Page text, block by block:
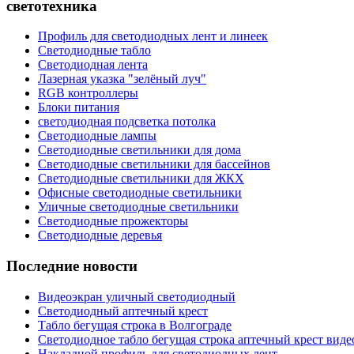
светотехника
Профиль для светодиодных лент и линеек
Светодиодные табло
Светодиодная лента
Лазерная указка "зелёный луч"
RGB контроллеры
Блоки питания
светодиодная подсветка потолка
Светодиодные лампы
Светодиодные светильники для дома
Светодиодные светильники для бассейнов
Светодиодные светильники для ЖКХ
Офисные светодиодные светильники
Уличные светодиодные светильники
Светодиодные прожекторы
Светодиодные деревья
Последние новости
Видеоэкран уличный светодиодный
Светодиодный аптечный крест
Табло бегущая строка в Волгограде
Светодиодное табло бегущая строка аптечный крест